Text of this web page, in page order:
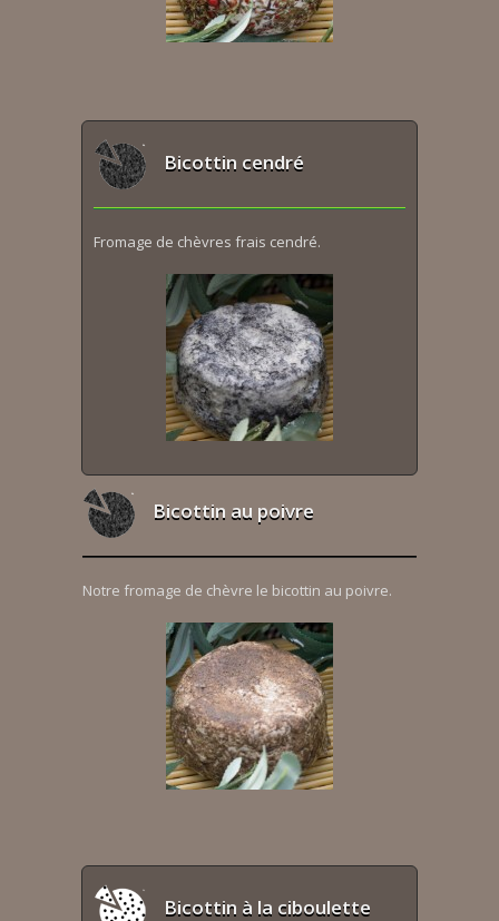
Bicottin cendré
Fromage de chèvres frais cendré.
Bicottin au poivre
Notre fromage de chèvre le bicottin au poivre.
Bicottin à la ciboulette